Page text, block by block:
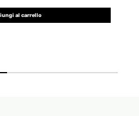
al carrello